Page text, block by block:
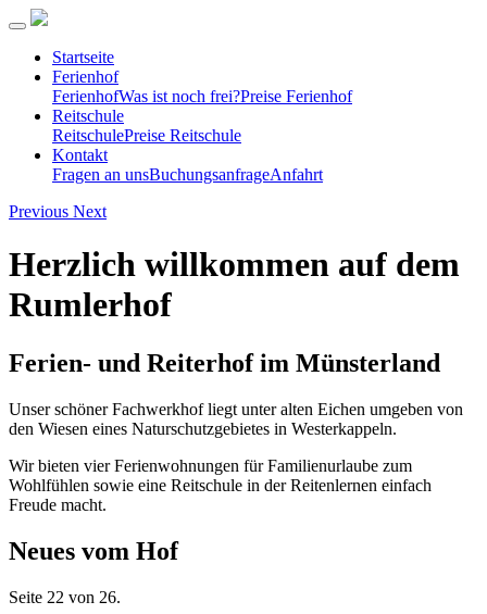
Startseite
Ferienhof
FerienhofWas ist noch frei?Preise Ferienhof
Reitschule
ReitschulePreise Reitschule
Kontakt
Fragen an unsBuchungsanfrageAnfahrt
Previous Next
Herzlich willkommen auf dem
Rumlerhof
Ferien- und Reiterhof im Münsterland
Unser schöner Fachwerkhof liegt unter alten Eichen umgeben von
den Wiesen eines Naturschutzgebietes in Westerkappeln.
Wir bieten vier Ferienwohnungen für Familienurlaube zum
Wohlfühlen sowie eine Reitschule in der Reitenlernen einfach
Freude macht.
Neues vom Hof
Seite 22 von 26.